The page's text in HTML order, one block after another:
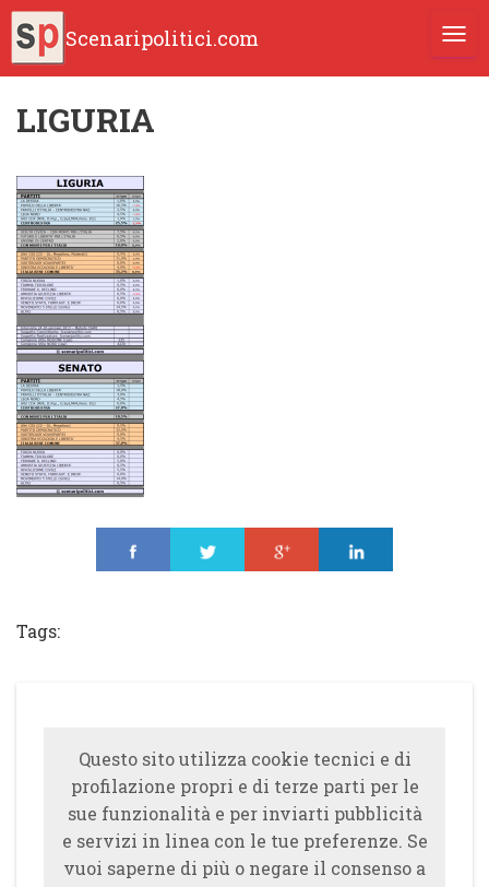
Scenaripolitici.com
LIGURIA
Tags:
Questo sito utilizza cookie tecnici e di
profilazione propri e di terze parti per le
sue funzionalità e per inviarti pubblicità
e servizi in linea con le tue preferenze. Se
vuoi saperne di più o negare il consenso a